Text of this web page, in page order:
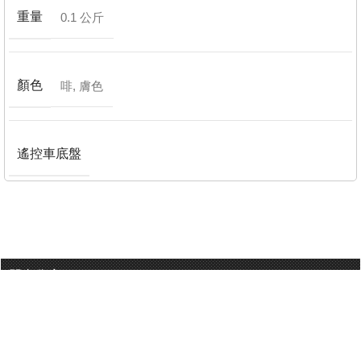
重量 0.1 公斤
顏色 啡, 膚色
遙控車底盤